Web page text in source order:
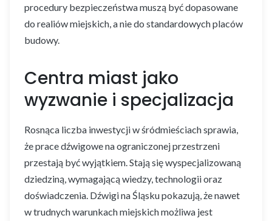
procedury bezpieczeństwa muszą być dopasowane
do realiów miejskich, a nie do standardowych placów
budowy.
Centra miast jako
wyzwanie i specjalizacja
Rosnąca liczba inwestycji w śródmieściach sprawia,
że prace dźwigowe na ograniczonej przestrzeni
przestają być wyjątkiem. Stają się wyspecjalizowaną
dziedziną, wymagającą wiedzy, technologii oraz
doświadczenia. Dźwigi na Śląsku pokazują, że nawet
w trudnych warunkach miejskich możliwa jest